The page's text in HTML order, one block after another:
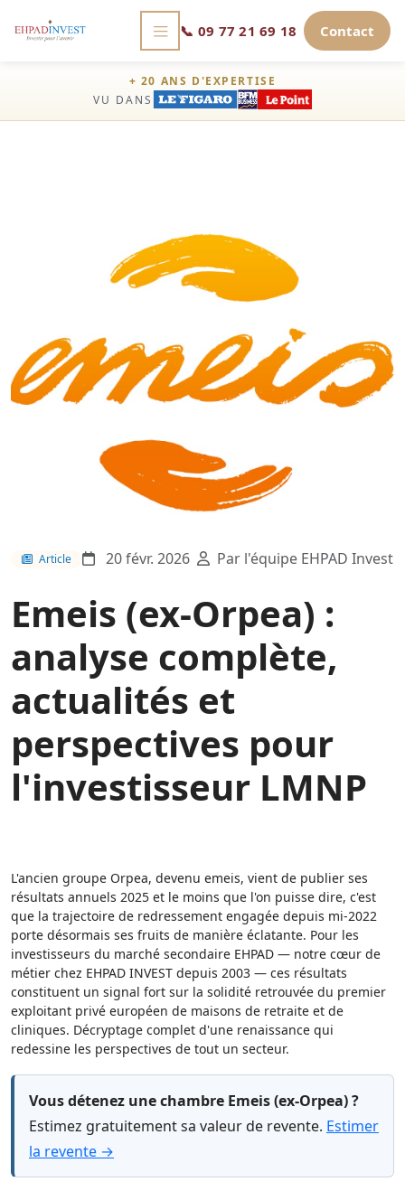
📞 09 77 21 69 18 Contact
+ 20 ANS D'EXPERTISE
VU DANS
Article 20 févr. 2026 Par l'équipe EHPAD Invest
Emeis (ex-Orpea) :
analyse complète,
actualités et
perspectives pour
l'investisseur LMNP
L'ancien groupe Orpea, devenu emeis, vient de publier ses
résultats annuels 2025 et le moins que l'on puisse dire, c'est
que la trajectoire de redressement engagée depuis mi-2022
porte désormais ses fruits de manière éclatante. Pour les
investisseurs du marché secondaire EHPAD — notre cœur de
métier chez EHPAD INVEST depuis 2003 — ces résultats
constituent un signal fort sur la solidité retrouvée du premier
exploitant privé européen de maisons de retraite et de
cliniques. Décryptage complet d'une renaissance qui
redessine les perspectives de tout un secteur.
Vous détenez une chambre Emeis (ex-Orpea) ?
Estimez gratuitement sa valeur de revente. Estimer
la revente →